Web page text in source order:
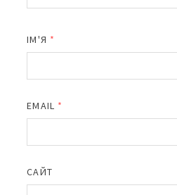
ІМ'Я *
EMAIL *
САЙТ